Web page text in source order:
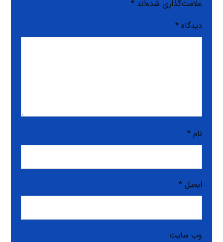
علامت‌گذاری شده‌اند*
دیدگاه*
نام*
ایمیل*
وب‌ سایت